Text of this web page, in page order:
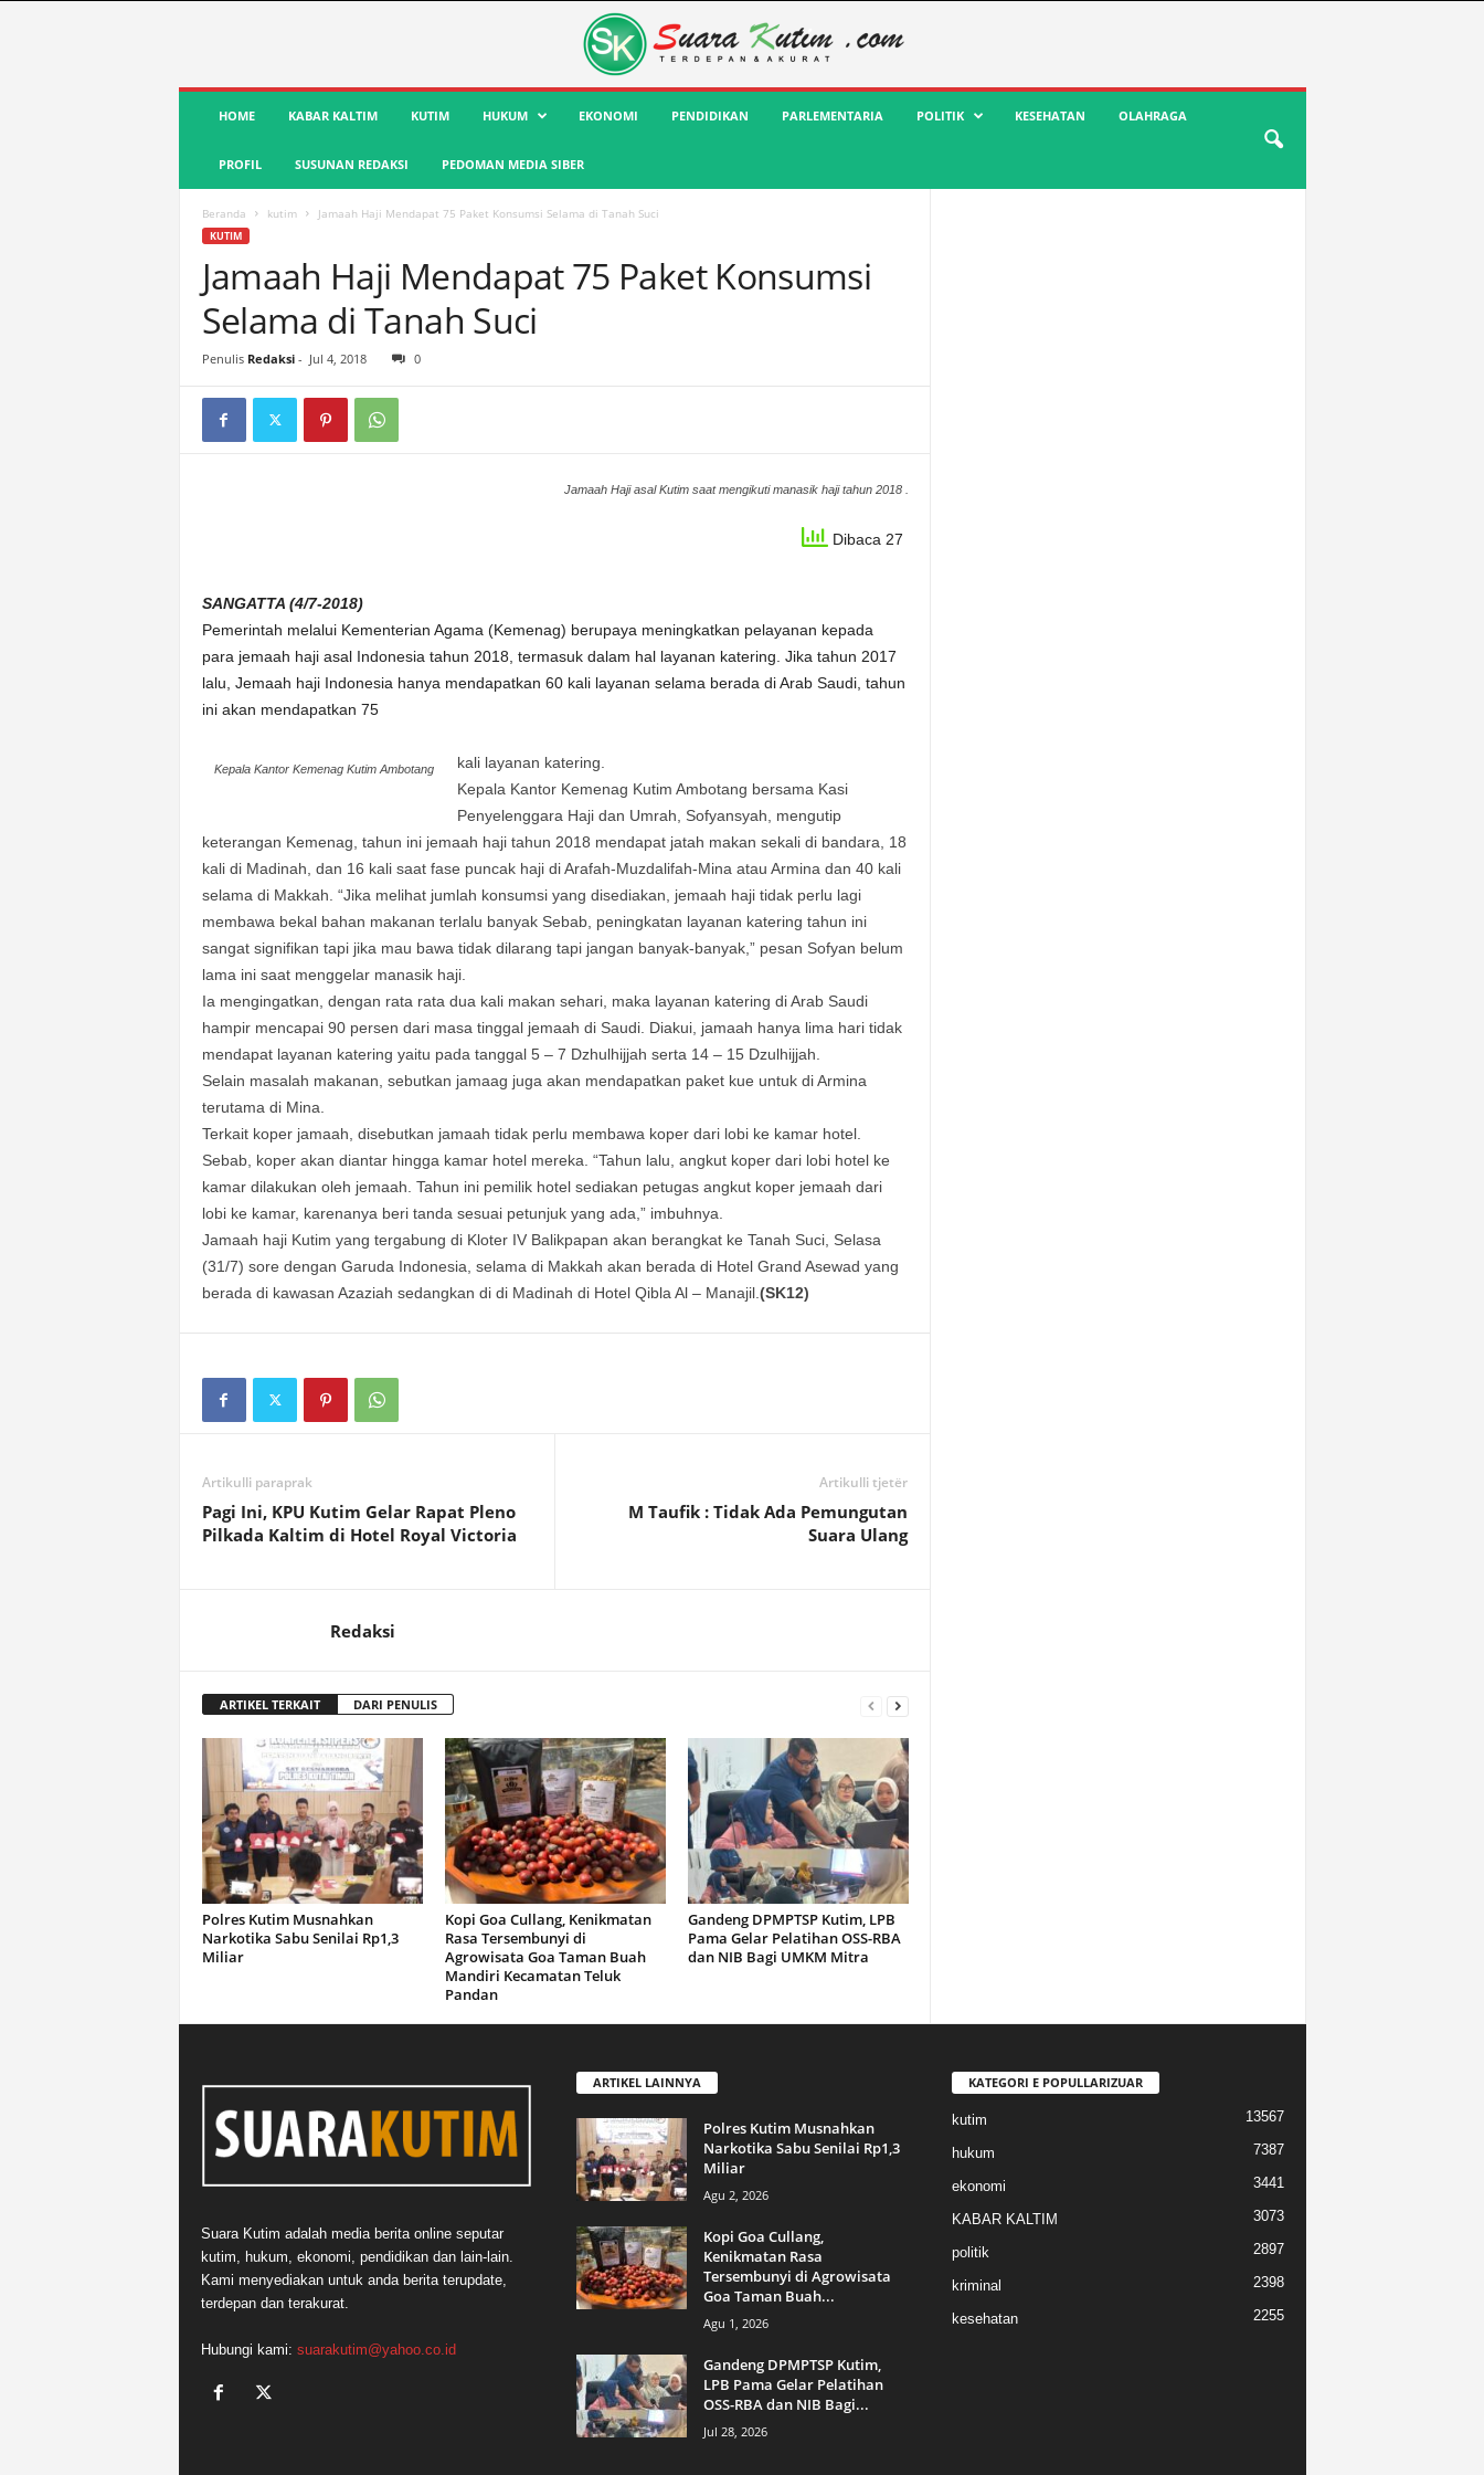
a
HOME KABAR KALTIM KUTIM HUKUM EKONOMI PENDIDIKAN PARLEMENTARIA POLITIK KESEHATAN OLAHRAGA
PROFIL SUSUNAN REDAKSI PEDOMAN MEDIA SIBER
Beranda kutim Jamaah Haji Mendapat 75 Paket Konsumsi Selama di Tanah Suci
KUTIM
Jamaah Haji Mendapat 75 Paket Konsumsi
Selama di Tanah Suci
Penulis Redaksi- Jul 4, 2018 0
Jamaah Haji asal Kutim saat mengikuti manasik haji tahun 2018 .
Dibaca 27
SANGATTA (4/7-2018)
Pemerintah melalui Kementerian Agama (Kemenag) berupaya meningkatkan pelayanan kepada
para jemaah haji asal Indonesia tahun 2018, termasuk dalam hal layanan katering. Jika tahun 2017
lalu, Jemaah haji Indonesia hanya mendapatkan 60 kali layanan selama berada di Arab Saudi, tahun
ini akan mendapatkan 75
Kepala Kantor Kemenag Kutim Ambotang
kali layanan katering.
Kepala Kantor Kemenag Kutim Ambotang bersama Kasi
Penyelenggara Haji dan Umrah, Sofyansyah, mengutip
keterangan Kemenag, tahun ini jemaah haji tahun 2018 mendapat jatah makan sekali di bandara, 18
kali di Madinah, dan 16 kali saat fase puncak haji di Arafah-Muzdalifah-Mina atau Armina dan 40 kali
selama di Makkah. “Jika melihat jumlah konsumsi yang disediakan, jemaah haji tidak perlu lagi
membawa bekal bahan makanan terlalu banyak Sebab, peningkatan layanan katering tahun ini
sangat signifikan tapi jika mau bawa tidak dilarang tapi jangan banyak-banyak,” pesan Sofyan belum
lama ini saat menggelar manasik haji.
Ia mengingatkan, dengan rata rata dua kali makan sehari, maka layanan katering di Arab Saudi
hampir mencapai 90 persen dari masa tinggal jemaah di Saudi. Diakui, jamaah hanya lima hari tidak
mendapat layanan katering yaitu pada tanggal 5 – 7 Dzhulhijjah serta 14 – 15 Dzulhijjah.
Selain masalah makanan, sebutkan jamaag juga akan mendapatkan paket kue untuk di Armina
terutama di Mina.
Terkait koper jamaah, disebutkan jamaah tidak perlu membawa koper dari lobi ke kamar hotel.
Sebab, koper akan diantar hingga kamar hotel mereka. “Tahun lalu, angkut koper dari lobi hotel ke
kamar dilakukan oleh jemaah. Tahun ini pemilik hotel sediakan petugas angkut koper jemaah dari
lobi ke kamar, karenanya beri tanda sesuai petunjuk yang ada,” imbuhnya.
Jamaah haji Kutim yang tergabung di Kloter IV Balikpapan akan berangkat ke Tanah Suci, Selasa
(31/7) sore dengan Garuda Indonesia, selama di Makkah akan berada di Hotel Grand Asewad yang
berada di kawasan Azaziah sedangkan di di Madinah di Hotel Qibla Al – Manajil. (SK12)
Artikulli paraprak
Pagi Ini, KPU Kutim Gelar Rapat Pleno
Pilkada Kaltim di Hotel Royal Victoria
Artikulli tjetër
M Taufik : Tidak Ada Pemungutan
Suara Ulang
Redaksi
ARTIKEL TERKAIT DARI PENULIS
Polres Kutim Musnahkan
Narkotika Sabu Senilai Rp1,3
Miliar
Kopi Goa Cullang, Kenikmatan
Rasa Tersembunyi di
Agrowisata Goa Taman Buah
Mandiri Kecamatan Teluk
Pandan
Gandeng DPMPTSP Kutim, LPB
Pama Gelar Pelatihan OSS-RBA
dan NIB Bagi UMKM Mitra
Suara Kutim adalah media berita online seputar
kutim, hukum, ekonomi, pendidikan dan lain-lain.
Kami menyediakan untuk anda berita terupdate,
terdepan dan terakurat.
Hubungi kami: suarakutim@yahoo.co.id
ARTIKEL LAINNYA
Polres Kutim Musnahkan
Narkotika Sabu Senilai Rp1,3
Miliar
Agu 2, 2026
Kopi Goa Cullang,
Kenikmatan Rasa
Tersembunyi di Agrowisata
Goa Taman Buah...
Agu 1, 2026
Gandeng DPMPTSP Kutim,
LPB Pama Gelar Pelatihan
OSS-RBA dan NIB Bagi...
Jul 28, 2026
KATEGORI E POPULLARIZUAR
kutim 13567
hukum 7387
ekonomi 3441
KABAR KALTIM 3073
politik 2897
kriminal 2398
kesehatan 2255